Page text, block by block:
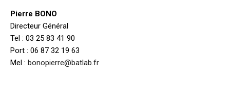
Pierre BONO
Directeur Général
Tel : 03 25 83 41 90
Port : 06 87 32 19 63
Mel : bonopierre@batlab.fr